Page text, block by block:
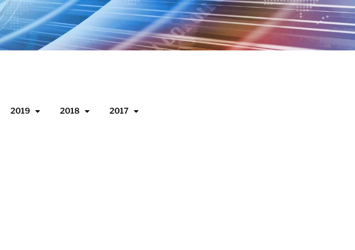
2019 2018 2017